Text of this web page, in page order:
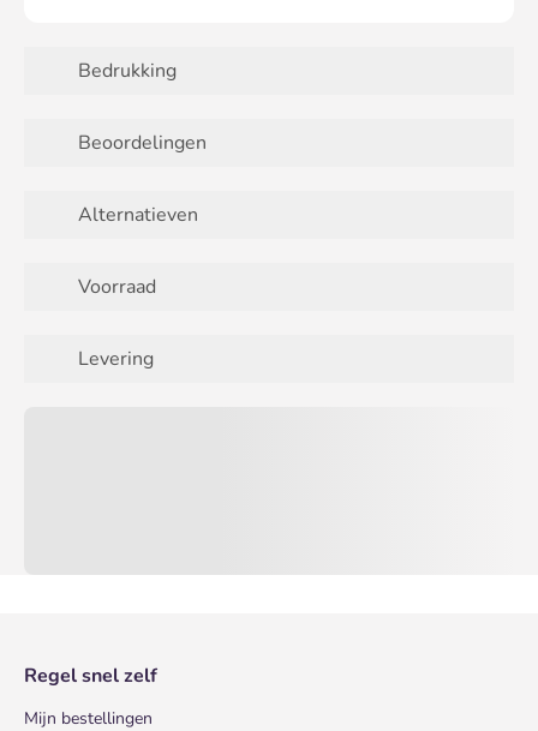
Bedrukking
Beoordelingen
Alternatieven
Voorraad
Levering
Regel snel zelf
Mijn bestellingen